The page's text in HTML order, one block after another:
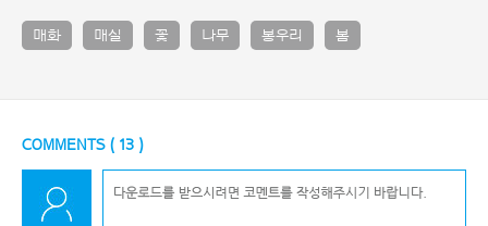
매화 매실 꽃 나무 봉우리 봄
COMMENTS ( 13 )